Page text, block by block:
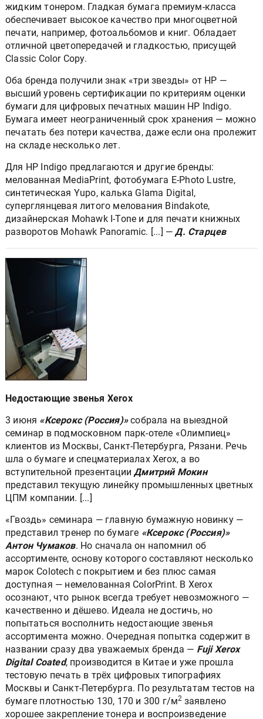
жидким тонером. Гладкая бумага премиум-класса
обеспечивает высокое качество при многоцветной
печати, например, фотоальбомов и книг. Обладает
отличной цветопередачей и гладкостью, присущей
Classic Color Copy.
Оба бренда получили знак «три звезды» от HP —
высший уровень сертификации по критериям оценки
бумаги для цифровых печатных машин HP Indigo.
Бумага имеет неограниченный срок хранения — можно
печатать без потери качества, даже если она пролежит
на складе несколько лет.
Для HP Indigo предлагаются и другие бренды:
мелованная MediaPrint, фотобумага E-Photo Lustre,
синтетическая Yupo, калька Glama Digital,
суперглянцевая литого мелования Bindakote,
дизайнерская Mohawk I-Tone и для печати книжных
разворотов Mohawk Panoramic. [...] —Д. Старцев
Недостающие звенья Xerox
3 июня «Ксерокс (Россия)»собрала на выездной
семинар в подмосковном парк-отеле «Олимпиец»
клиентов из Москвы, Санкт-Петербурга, Рязани. Речь
шла о бумаге и спецматериалах Xerox, а во
вступительной презентацииДмитрий Мокин
представил текущую линейку промышленных цветных
ЦПМ компании. [...]
«Гвоздь» семинара — главную бумажную новинку —
представил тренер по бумаге «Ксерокс (Россия)»
Антон Чумаков. Но сначала он напомнил об
ассортименте, основу которого составляют несколько
марок Colotech с покрытием и без плюс самая
доступная — немелованная ColorPrint. В Xerox
осознают, что рынок всегда требует невозможного —
качественно и дёшево. Идеала не достичь, но
попытаться восполнить недостающие звенья
ассортимента можно. Очередная попытка содержит в
названии сразу два уважаемых бренда — Fuji Xerox
Digital Coated, производится в Китае и уже прошла
тестовую печать в трёх цифровых типографиях
Москвы и Санкт-Петербурга. По результатам тестов на
бумаге плотностью 130, 170 и 300 г/м2 заявлено
хорошее закрепление тонера и воспроизведение